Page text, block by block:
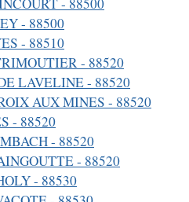
- 88500
- 88510
- 88520
LAVELINE - 88520
AUX MINES - 88520
- 88520
- 88520
- 88520
- 88530